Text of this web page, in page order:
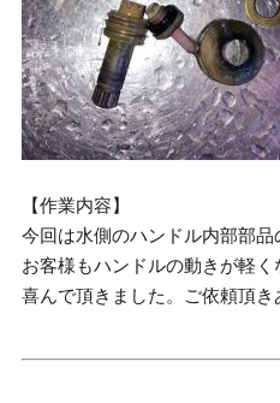
【作業内容】
今回は水側のハンドル内部部品
お客様もハンドルの動きが軽
喜んで頂きました。ご依頼頂き